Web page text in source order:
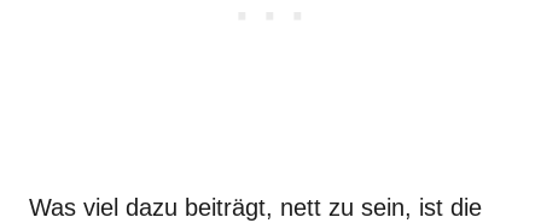
Was viel dazu beiträgt, nett zu sein, ist die